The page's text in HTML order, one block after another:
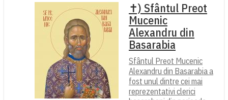
✝) Sfântul Preot
Mucenic
Alexandru din
Basarabia
Sfântul Preot Mucenic
Alexandru din Basarabia a
fost unul dintre cei mai
reprezentativi clerici